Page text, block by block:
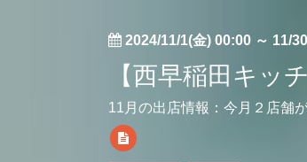
2024/11/1(金) 00:00 ～ 11/
【西早稲田キッ
11月の出店情報：今月２店舗